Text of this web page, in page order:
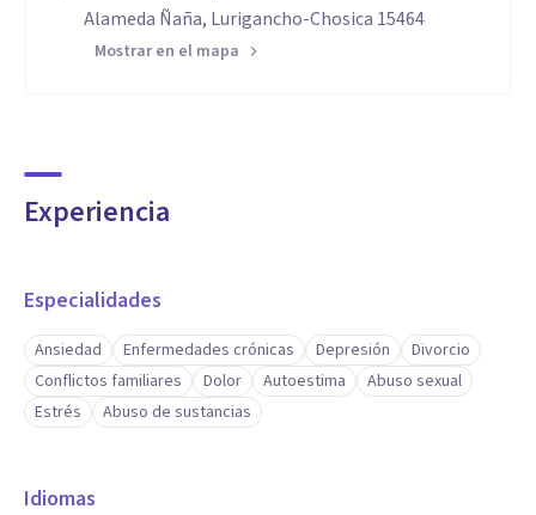
Alameda Ñaña, Lurigancho-Chosica 15464
Mostrar en el mapa
Experiencia
Especialidades
Ansiedad Enfermedades crónicas Depresión
Divorcio
Conflictos familiares
Dolor Autoestima
Abuso sexual
Estrés
Abuso de sustancias
Idiomas